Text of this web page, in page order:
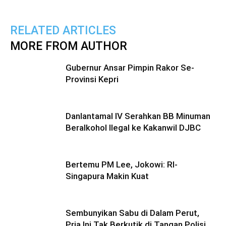
RELATED ARTICLES
MORE FROM AUTHOR
Gubernur Ansar Pimpin Rakor Se-
Provinsi Kepri
Danlantamal lV Serahkan BB Minuman
Beralkohol Ilegal ke Kakanwil DJBC
Bertemu PM Lee, Jokowi: RI-
Singapura Makin Kuat
Sembunyikan Sabu di Dalam Perut,